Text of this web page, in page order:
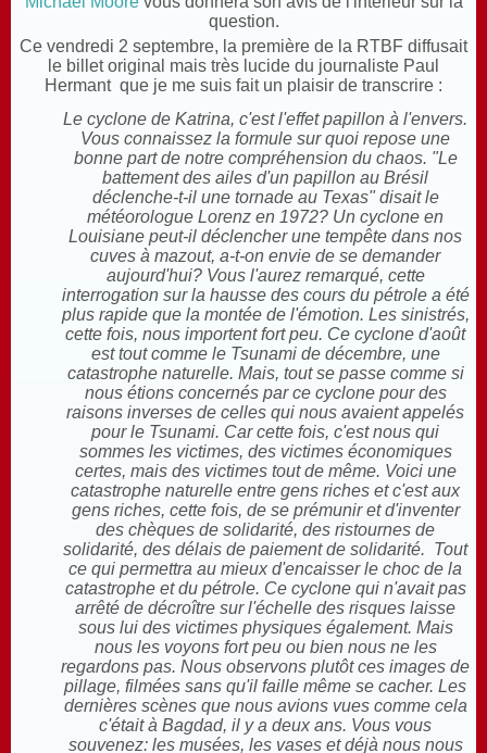
question.
Ce vendredi 2 septembre, la première de la RTBF diffusait
le billet original mais très lucide du journaliste Paul
Hermant que je me suis fait un plaisir de transcrire :
Le cyclone de Katrina, c'est l'effet papillon à l'envers.
Vous connaissez la formule sur quoi repose une
bonne part de notre compréhension du chaos. "Le
battement des ailes d'un papillon au Brésil
déclenche-t-il une tornade au Texas" disait le
météorologue Lorenz en 1972? Un cyclone en
Louisiane peut-il déclencher une tempête dans nos
cuves à mazout, a-t-on envie de se demander
aujourd'hui? Vous l'aurez remarqué, cette
interrogation sur la hausse des cours du pétrole a été
plus rapide que la montée de l'émotion. Les sinistrés,
cette fois, nous importent fort peu. Ce cyclone d'août
est tout comme le Tsunami de décembre, une
catastrophe naturelle. Mais, tout se passe comme si
nous étions concernés par ce cyclone pour des
raisons inverses de celles qui nous avaient appelés
pour le Tsunami. Car cette fois, c'est nous qui
sommes les victimes, des victimes économiques
certes, mais des victimes tout de même. Voici une
catastrophe naturelle entre gens riches et c'est aux
gens riches, cette fois, de se prémunir et d'inventer
des chèques de solidarité, des ristournes de
solidarité, des délais de paiement de solidarité. Tout
ce qui permettra au mieux d'encaisser le choc de la
catastrophe et du pétrole. Ce cyclone qui n'avait pas
arrêté de décroître sur l'échelle des risques laisse
sous lui des victimes physiques également. Mais
nous les voyons fort peu ou bien nous ne les
regardons pas. Nous observons plutôt ces images de
pillage, filmées sans qu'il faille même se cacher. Les
dernières scènes que nous avions vues comme cela
c'était à Bagdad, il y a deux ans. Vous vous
souvenez: les musées, les vases et déjà nous nous